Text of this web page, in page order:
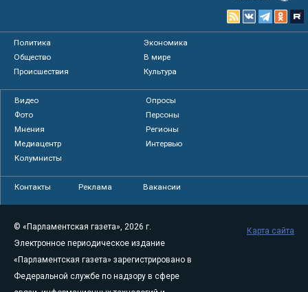
Политика
Экономика
Общество
В мире
Происшествия
Культура
Видео
Опросы
Фото
Персоны
Мнения
Регионы
Медиацентр
Интервью
Колумнисты
Контакты Реклама Вакансии
© «Парламентская газета», 2026 г.
Электронное периодическое издание
«Парламентская газета» зарегистрировано в
Федеральной службе по надзору в сфере
Карта сайта